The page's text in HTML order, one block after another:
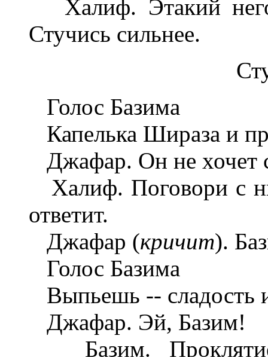
Халиф. Этакий
Стучись сильнее.
Голос Базима
Капелька Шираза и
Джафар. Он не хочет
Халиф. Поговори с
ответит.
Джафар (кричит).
Голос Базима
Выпьешь -- сладость
Джафар. Эй, Базим!
Базим.